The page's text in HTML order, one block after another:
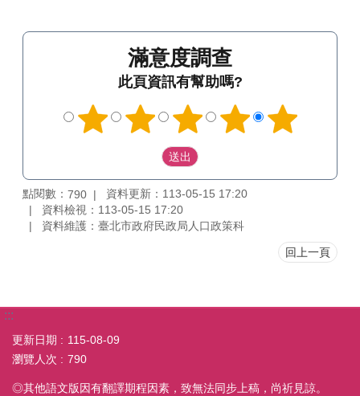
滿意度調查
此頁資訊有幫助嗎?
點閱數： 790
資料更新：113-05-15 17:20
資料檢視：113-05-15 17:20
資料維護：臺北市政府民政局人口政策科
回上一頁
:::
更新日期
115-08-09
瀏覽人次
790
◎其他語文版因有翻譯期程因素，致無法同步上稿，尚祈見諒。